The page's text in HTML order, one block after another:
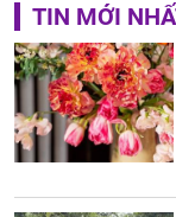
TIN MỚI